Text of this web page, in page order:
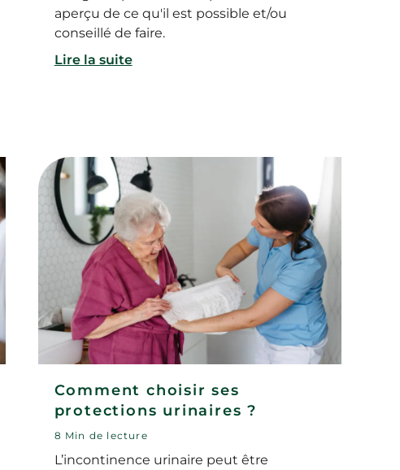
aperçu de ce qu'il est possible et/ou
conseillé de faire.
Lire la suite
Comment choisir ses
protections urinaires ?
8 Min de lecture
L’incontinence urinaire peut être